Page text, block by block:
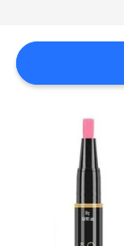
HỆ
CHÚNG